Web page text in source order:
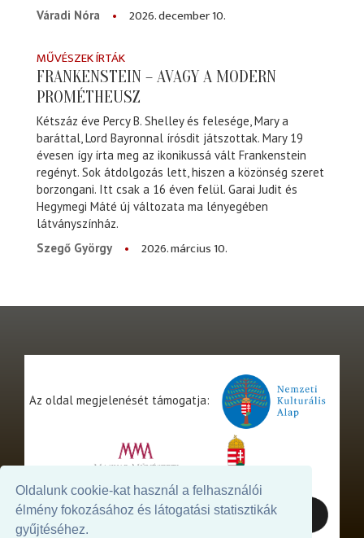
Oldalunk cookie-kat használ a felhasználói
élmény fokozásához és látogatási statisztikák
gyűjtéséhez.
Váradi Nóra
2026. december 10.
MŰVÉSZEK ÍRTÁK
FRANKENSTEIN – AVAGY A MODERN
PROMÉTHEUSZ
Kétszáz éve Percy B. Shelley és felesége, Mary a
baráttal, Lord Bayronnal írósdit játszottak. Mary 19
évesen így írta meg az ikonikussá vált Frankenstein
regényt. Sok átdolgozás lett, hiszen a közönség szeret
borzongani. Itt csak a 16 éven felül. Garai Judit és
Hegymegi Máté új változata ma lényegében
látványszínház.
Szegő György
2026. március 10.
Az oldal megjelenését támogatja: